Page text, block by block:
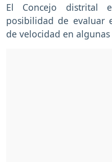
El Concejo distrital
posibilidad de evaluar
de velocidad en